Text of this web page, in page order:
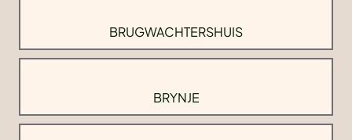
BRUGWACHTERSHUIS
BRYNJE